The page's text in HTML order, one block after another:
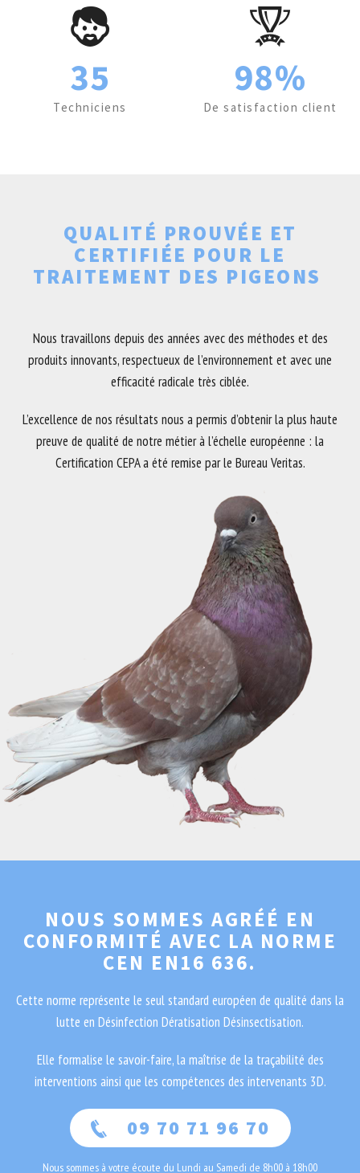
35
Techniciens
98%
De satisfaction client
QUALITÉ PROUVÉE ET
CERTIFIÉE POUR LE
TRAITEMENT DES PIGEONS
Nous travaillons depuis des années avec des méthodes et des
produits innovants, respectueux de l’environnement et avec une
efficacité radicale très ciblée.
L’excellence de nos résultats nous a permis d’obtenir la plus haute
preuve de qualité de notre métier à l’échelle européenne : la
Certification CEPA a été remise par le Bureau Veritas.
NOUS SOMMES AGRÉÉ EN
CONFORMITÉ AVEC LA NORME
CEN EN16 636.
Cette norme représente le seul standard européen de qualité dans la
lutte en Désinfection Dératisation Désinsectisation.
Elle formalise le savoir-faire, la maîtrise de la traçabilité des
interventions ainsi que les compétences des intervenants 3D.
09 70 71 96 70
Nous sommes à votre écoute du Lundi au Samedi de 8h00 à 18h00